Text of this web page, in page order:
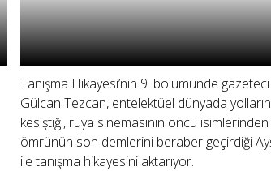
Tanışma Hikayesi’nin 9. bölümünde
Gülcan Tezcan, entelektüel dünyada
kesiştiği, rüya sinemasının öncü
ömrünün son demlerini beraber geçirdiği
ile tanışma hikayesini aktarıyor.